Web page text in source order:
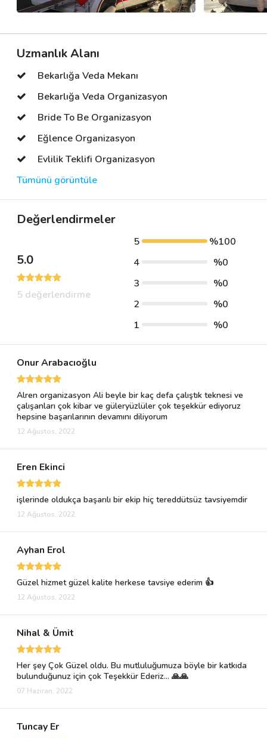
Uzmanlık Alanı
Bekarlığa Veda Mekanı
Bekarlığa Veda Organizasyon
Bride To Be Organizasyon
Eğlence Organizasyon
Evlilik Teklifi Organizasyon
Tümünü görüntüle
Değerlendirmeler
5.0
5 değerlendirme
5
%100
4
%0
3
%0
2
%0
1
%0
Onur Arabacıoğlu
Alren organizasyon Ali beyle bir kaç defa çalıştık teknesi ve
çalışanları çok kibar ve güleryüzlüler çok teşekkür ediyoruz
hepsine başarılarının devamını diliyorum
12 Ağustos, 2022
Eren Ekinci
işlerinde oldukça başarılı bir ekip hiç tereddütsüz tavsiyemdir
12 Ağustos, 2022
Ayhan Erol
Güzel hizmet güzel kalite herkese tavsiye ederim 👍
12 Ağustos, 2022
Nihal & Ümit
Her şey Çok Güzel oldu. Bu mutluluğumuza böyle bir katkıda
bulunduğunuz için çok Teşekkür Ederiz... 🙏🙏
07 Haziran, 2022
Tuncay Er